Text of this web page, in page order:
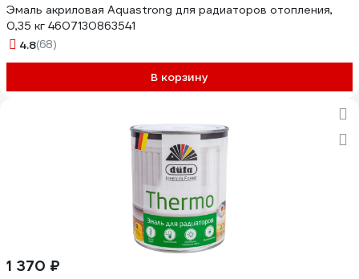
Эмаль акриловая Aquastrong для радиаторов отопления,
0,35 кг 4607130863541
4.8(68)
В корзину
1 370 ₽